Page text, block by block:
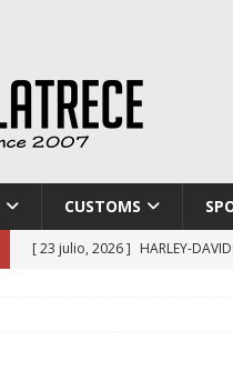
CUSTOMS
[ 23 julio, 2026 ] HARLEY-